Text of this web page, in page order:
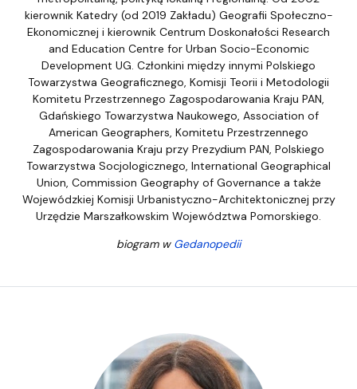
kierownik Katedry (od 2019 Zakładu) Geografii Społeczno-
Ekonomicznej i kierownik Centrum Doskonałości Research
and Education Centre for Urban Socio-Economic
Development UG. Członkini między innymi Polskiego
Towarzystwa Geograficznego, Komisji Teorii i Metodologii
Komitetu Przestrzennego Zagospodarowania Kraju PAN,
Gdańskiego Towarzystwa Naukowego, Association of
American Geographers, Komitetu Przestrzennego
Zagospodarowania Kraju przy Prezydium PAN, Polskiego
Towarzystwa Socjologicznego, International Geographical
Union, Commission Geography of Governance a także
Wojewódzkiej Komisji Urbanistyczno-Architektonicznej przy
Urzędzie Marszałkowskim Województwa Pomorskiego.
biogram w Gedanopedii